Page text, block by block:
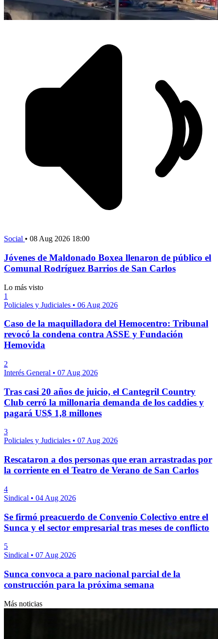
Social • 08 Aug 2026 18:00
Jóvenes de Maldonado Boxea llenaron de público el
Comunal Rodríguez Barrios de San Carlos
Lo más visto
1
Policiales y Judiciales • 06 Aug 2026
Caso de la maquilladora del Hemocentro: Tribunal
revocó la condena contra ASSE y Fundación
Hemovida
2
Interés General • 07 Aug 2026
Tras casi 20 años de juicio, el Cantegril Country
Club cerró la millonaria demanda de los caddies y
pagará US$ 1,8 millones
3
Policiales y Judiciales • 07 Aug 2026
Rescataron a dos personas que eran arrastradas por
la corriente en el Teatro de Verano de San Carlos
4
Sindical • 04 Aug 2026
Se firmó preacuerdo de Convenio Colectivo entre el
Sunca y el sector empresarial tras meses de conflicto
5
Sindical • 07 Aug 2026
Sunca convoca a paro nacional parcial de la
construcción para la próxima semana
Más noticias